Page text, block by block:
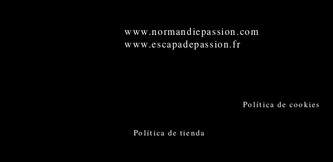
www.normandiepassion.com
www.escapadepassion.fr
Política de cookies
Política de tienda